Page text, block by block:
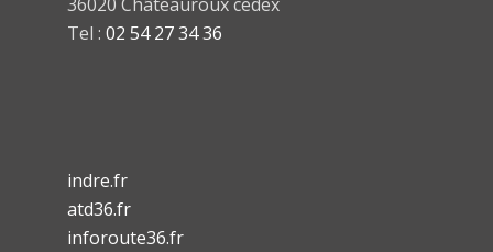
Tel : 02 54 27 34 36
indre.fr
atd36.fr
inforoute36.fr